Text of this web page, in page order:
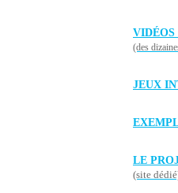
VIDÉOS
(des
JEUX
LE
(site